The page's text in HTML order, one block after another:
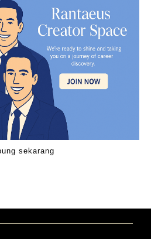
sekarang